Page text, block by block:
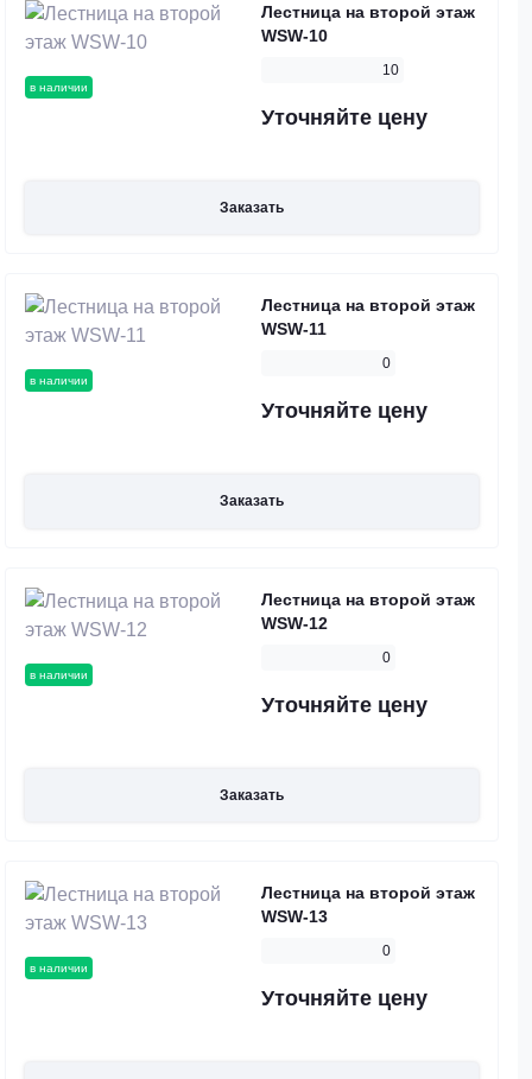
в наличии
Лестница на второй этаж
WSW-10
10
Уточняйте цену
Заказать
в наличии
Лестница на второй этаж
WSW-11
0
Уточняйте цену
Заказать
в наличии
Лестница на второй этаж
WSW-12
0
Уточняйте цену
Заказать
в наличии
Лестница на второй этаж
WSW-13
0
Уточняйте цену